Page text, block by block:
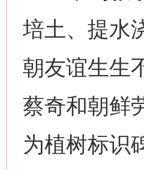
培土、提水
朝友谊生生
蔡奇和朝鲜
为植树标识